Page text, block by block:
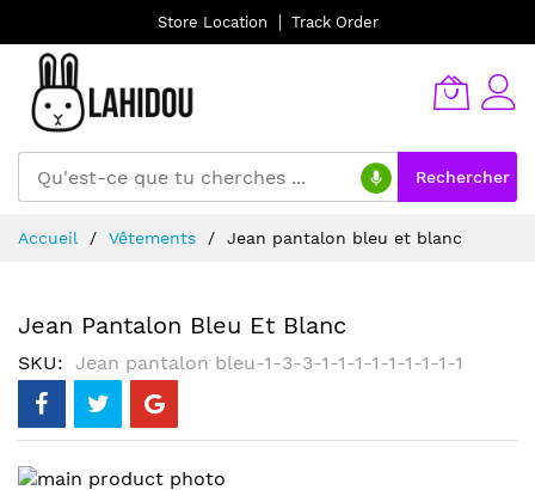
Store Location Track Order
Rechercher
au
Accueil Vêtements Jean pantalon bleu et blanc
Jean Pantalon Bleu Et Blanc
SKU Jean pantalon bleu-1-3-3-1-1-1-1-1-1-1-1-1
Skip